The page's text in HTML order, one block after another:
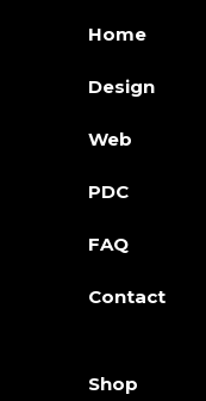
Home
Design
Web
PDC
FAQ
Contact
Shop